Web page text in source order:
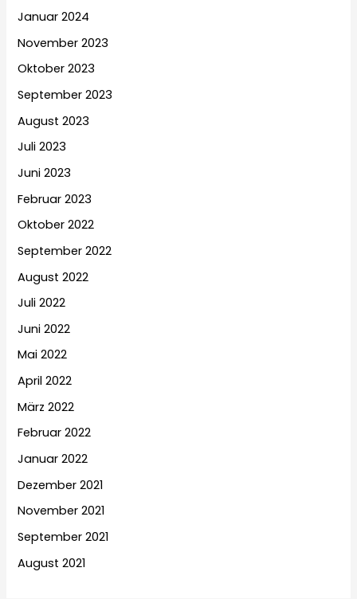
Januar 2024
November 2023
Oktober 2023
September 2023
August 2023
Juli 2023
Juni 2023
Februar 2023
Oktober 2022
September 2022
August 2022
Juli 2022
Juni 2022
Mai 2022
April 2022
März 2022
Februar 2022
Januar 2022
Dezember 2021
November 2021
September 2021
August 2021